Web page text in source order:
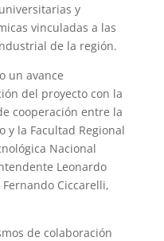
l
e
y
vinculadas a las
de la región.
un avance
del proyecto con la
cooperación entre la
y la Facultad Regional
Nacional
Leonardo
Ciccarelli,
de colaboración